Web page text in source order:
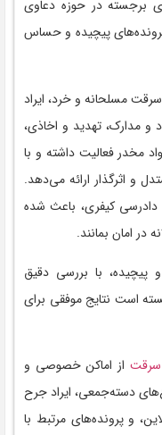
برجسته در حوزه دعاوی
پیچیده و حساس
مسلحانه و خرد، ایراد
و مدارک، تهدید و اخاذی،
مخدر فعالیت داشته و با
و اثرگذار ارائه می‌دهد.
دادرسی کیفری، باعث شده
در امان بمانند.
پیچیده، با بررسی دقیق
است نتایج موفقی برای
سرقت از اماکن خصوصی و
دسته‌جمعی، ایراد جرح
و پرونده‌های مرتبط با